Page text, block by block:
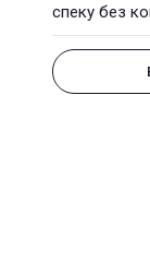
спеку без